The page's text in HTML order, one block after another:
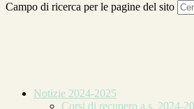
Campo di ricerca per le pagine del sito
Notizie 2024-2025
Corsi di recupero a.s. 2024-